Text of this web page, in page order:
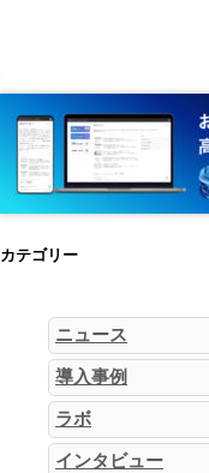
カテゴリー
ニュース
導入事例
ラボ
インタビュー